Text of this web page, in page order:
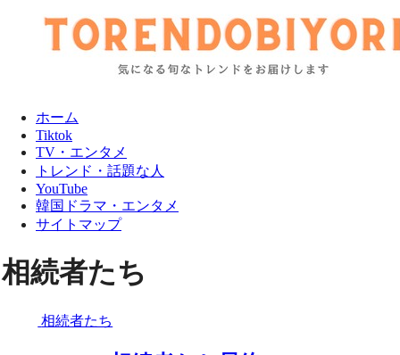
ホーム
Tiktok
TV・エンタメ
トレンド・話題な人
YouTube
韓国ドラマ・エンタメ
サイトマップ
相続者たち
相続者たち